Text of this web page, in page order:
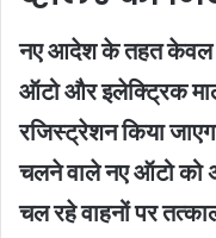
नए आदेश के तहत केवल
ऑटो और इलेक्ट्रिक
रजिस्ट्रेशन किया
चलने वाले नए ऑटो को
चल रहे वाहनों पर